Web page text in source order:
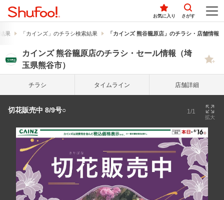
お気に入り さがす
果 「カインズ」のチラシ検索結果 「カインズ 熊谷籠原店」のチラシ・店舗情報
カインズ 熊谷籠原店のチラシ・セール情報（埼
玉県熊谷市）
チラシ タイム ライン 店舗詳細
切花販売中 8/9号○ 1/1
拡大